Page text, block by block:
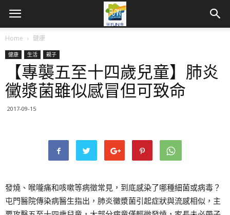
Home 健康
健康 生活 親子
【專襲五至十四歲兒童】肺炎
黴漿菌雖似感冒但可致命
2017-09-15
發燒、喉嚨痛和咳嗽等病徵常見，到底感染了哪種細菌或病毒？
屯門醫院傳染病醫生指出，肺炎黴漿菌引起症狀與流感相似，主